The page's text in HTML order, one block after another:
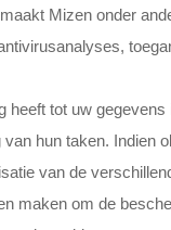
Mizen onder
heeft tot uw
hun taken.
van de
maken om de